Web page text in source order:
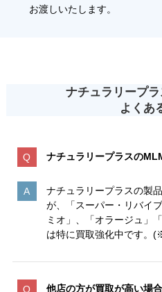
お渡しいたします。
ナチュラリープ
よくあ
ナチュラリープラスの
ナチュラリープラスの製
が、「スーパー・リバイ
ミオ」、「オラージュ」
は特に買取強化中です。
他店の方が買取が高い場